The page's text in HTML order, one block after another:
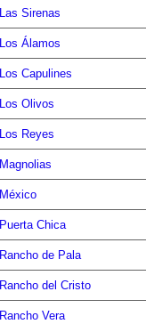
Las Sirenas
Los Álamos
Los Capulines
Los Olivos
Los Reyes
Magnolias
México
Puerta Chica
Rancho de Pala
Rancho del Cristo
Rancho Vera